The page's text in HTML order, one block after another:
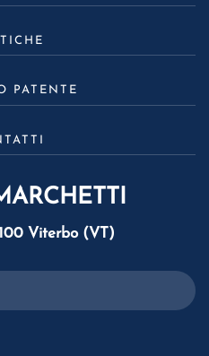
PATENTE
Viterbo (VT)